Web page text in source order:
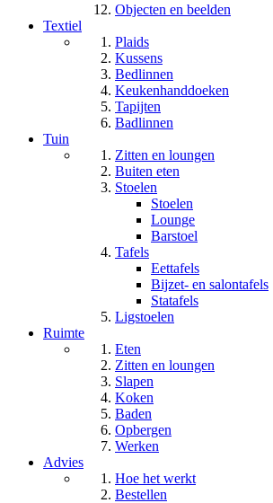
Objecten en beelden
Textiel
Plaids
Kussens
Bedlinnen
Keukenhanddoeken
Tapijten
Badlinnen
Tuin
Zitten en loungen
Buiten eten
Stoelen
Stoelen
Lounge
Barstoel
Tafels
Eettafels
Bijzet- en salontafels
Statafels
Ligstoelen
Ruimte
Eten
Zitten en loungen
Slapen
Koken
Baden
Opbergen
Werken
Advies
Hoe het werkt
Bestellen